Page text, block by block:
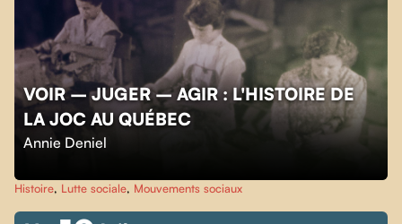
VOIR – JUGER – AGIR : L'HISTOIRE DE
LA JOC AU QUÉBEC
Annie Deniel
Histoire, Lutte sociale, Mouvements sociaux